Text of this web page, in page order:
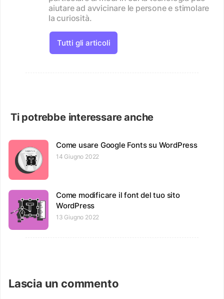
aiutare ad avvicinare le persone e stimolare
la curiosità.
Tutti gli articoli
Ti potrebbe interessare anche
Come usare Google Fonts su WordPress
14 Giugno 2022
Come modificare il font del tuo sito
WordPress
13 Giugno 2022
Lascia un commento